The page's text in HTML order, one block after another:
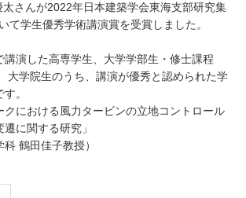
さんが2022年日本建築学会東海支部研究集
て学生優秀学術講演賞を受賞しました。
講演した高専学生、大学学部生・修士課程
大学院生のうち、講演が優秀と認められた学
。
クにおける風力タービンの立地コントロール
に関する研究」
科 鶴田佳子教授）